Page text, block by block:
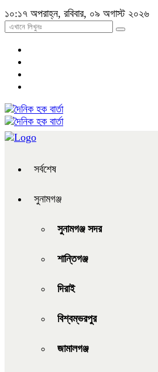
১০:১৭ অপরাহ্ন, রবিবার, ০৯ অগাস্ট ২০২৬
সর্বশেষ
সুনামগঞ্জ
সুনামগঞ্জ সদর
শান্তিগঞ্জ
দিরাই
বিশ্বম্ভরপুর
জামালগঞ্জ